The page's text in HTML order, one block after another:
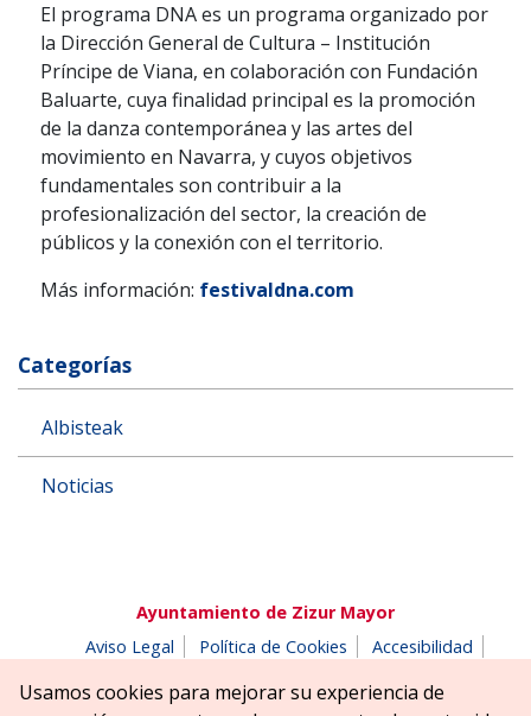
El programa DNA es un programa organizado por
la Dirección General de Cultura – Institución
Príncipe de Viana, en colaboración con Fundación
Baluarte, cuya finalidad principal es la promoción
de la danza contemporánea y las artes del
movimiento en Navarra, y cuyos objetivos
fundamentales son contribuir a la
profesionalización del sector, la creación de
públicos y la conexión con el territorio.
Más información: festivaldna.com
Categorías
Albisteak
Noticias
Ayuntamiento de Zizur Mayor
Aviso Legal
Política de Cookies
Accesibilidad
Parque Erreniega parkea, s/n | 31180 Zizur Mayor-Zizur
Usamos cookies para mejorar su experiencia de